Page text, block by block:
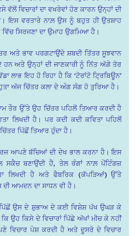
ਵੱਲੋਂ ਵਿਚਾਰਾਂ ਦਾ ਵਖਰੇਵਾਂ ਹੋਣ ਕਾਰਨ ਉਨ੍ਹਾਂ ਦੀ
ਇਸ ਵਰਤਾਰੇ ਨਾਲ਼ ਉਸ ਨੂੰ ਬਹੁਤ ਹੀ ਉਤਸ਼ਾਹ
ਸਿਰਜਣਾ ਦਾ ਉਮਾਹ ਉਗਮਿਆ ਹੈ।
ਅਤੇ ਭਾਵ ਪਰਗਟਾਉਂਦੇ ਸ਼ਬਦੀ ਤਿੱਤਰ ਸੂਝਵਾਨ
ਹਨ ਅਤੇ ਉਨ੍ਹਾਂ ਦੀ ਜਾਣਕਾਰੀ ਨੂੰ ਨਿੱਤ ਅੱਗੇ ਤੋਰ
ਲਾਭ ਇਹ ਹੋ ਰਿਹਾ ਹੈ ਕਿ ‘ਟੋਰਾਂਟੋ ਟ੍ਰਿਬਿਊਨ’
ਅੱਜ ਚਿੱਤਰ ਕਲਾ ਦੇ ਅੰਗ ਸੰਗ ਹੋ ਤੁਰਿਆ ਹੈ।
ਤੌਰ ਉੱਤੇ ਉਹ ਚਿੱਤਰ ਪਹਿਲੋਂ ਤਿਆਰ ਕਰਦੀ ਹੈ
ਲਿਖਦੀ ਹੈ। ਪਰ ਕਦੀ ਕਦੀ ਕਵਿਤਾ ਪਹਿਲੋਂ
ਪਿੱਛੋਂ ਤਿਆਰ ਹੁੰਦਾ ਹੈ।
ਆਪਣੇ ਬੱਚਿਆਂ ਦੀ ਦੇਖ ਭਾਲ ਕਰਨਾ ਹੈ। ਇਸ
ਸਕੈਚ ਬਣਾਉਂਦੀ ਹੈ, ਤੇਲ ਰੰਗਾਂ ਨਾਲ਼ ਪੇਂਟਿੰਗਜ਼
ਲਿਖਦੀ ਹੈ ਅਤੇ ਫੈਬਰਿਕ (ਕੱਪੜਿਆਂ) ਉੱਤੇ
ਆਮਦਨ ਦਾ ਸਾਧਨ ਵੀ ਹੈ।
ਉਸ ਦੇ ਸ਼ੁਭਾਅ ਦੇ ਕਈ ਵਿਸ਼ੇਸ਼ ਪੱਖ ਉਘੜ ਕੇ
ਉਹ ਕਿਸੇ ਦੇ ਵਿਚਾਰਾਂ ਪਿੱਛੇ ਅੱਖਾਂ ਮੀਚ ਕੇ ਨਹੀਂ
ਵਿਚਾਰ ਪੇਸ਼ ਕਰਦੀ ਹੈ ਅਤੇ ਦੂਸਰੇ ਦੇ ਵਿਚਾਰ